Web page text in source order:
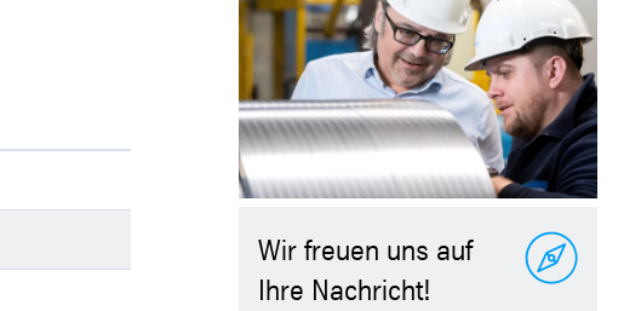
Wir freuen uns auf
Ihre Nachricht!